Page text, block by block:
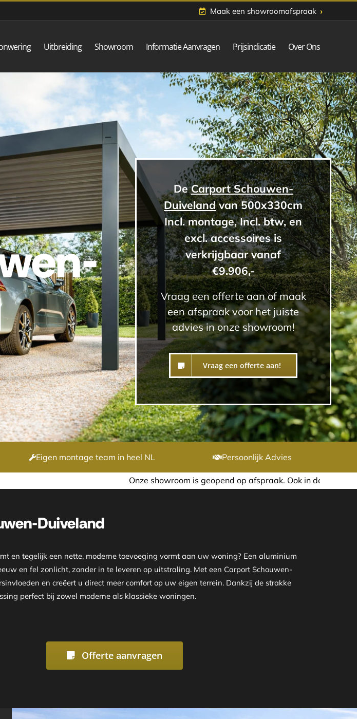
Maak een showroomafspraak ›
Uitbreiding Showroom Informatie Aanvragen Prijsindicatie Over Ons
DeCarport Schouwen-
Duivelandvan 500x330cm
Incl. montage, Incl. btw, en
excl. accessoires is
verkrijgbaar vanaf
€9.906,-
Vraag een offerte aan of maak
een afspraak voor het juiste
advies in onze showroom!
Vraag een offerte aan!
Eigen montage team in heel NL Persoonlijk Advies
Onze showroom is geopend op afspraak. Ook in de avond of in het weekend
Duiveland
en tegelijk een nette, moderne toevoeging vormt aan uw woning? Een aluminium
en fel zonlicht, zonder in te leveren op uitstraling. Met een Carport Schouwen-
en creëert u direct meer comfort op uw eigen terrein. Dankzij de strakke
perfect bij zowel moderne als klassieke woningen.
Offerte aanvragen